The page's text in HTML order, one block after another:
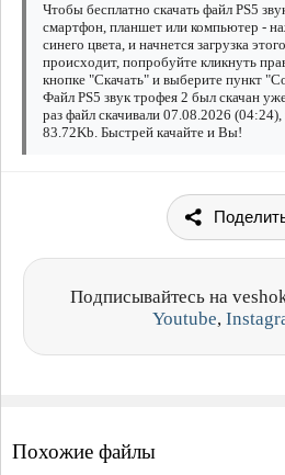
Чтобы бесплатно скачать файл PS5
смартфон, планшет или компьютер -
синего цвета, и начнется загрузка
происходит, попробуйте кликнуть
кнопке "Скачать" и выберите пункт
Файл PS5 звук трофея 2 был скачан
раз файл скачивали 07.08.2026
83.72Kb. Быстрей качайте и Вы!
Подписывайтесь на
Youtube,
Похожие файлы